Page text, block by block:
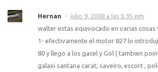
Hernan
julio 9, 2008 a las 5:35 pm
walter estas equivocado en varias cosas
1- efectivamente el motor 827 lo
80 y llego a los gacel y Gol ( tambien
galaxi santana carat, saveiro, escort ,